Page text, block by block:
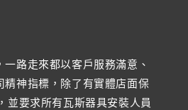
路走來都以客戶服務滿意、
精神指標，除了有實體店面保
並要求所有瓦斯器具安裝人員